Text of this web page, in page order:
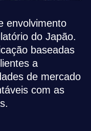
envolvimento
do Japão.
baseadas
a
de mercado
com as